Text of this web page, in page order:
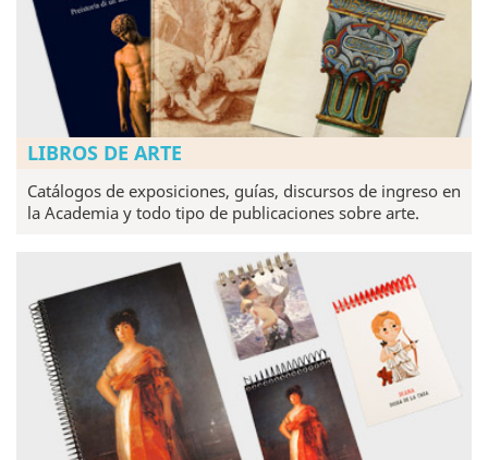
LIBROS DE ARTE
Catálogos de exposiciones, guías, discursos de ingreso en
la Academia y todo tipo de publicaciones sobre arte.